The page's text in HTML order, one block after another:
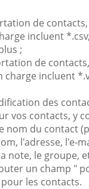
de
incluent
;
de
charge incluent
des
vos contacts, y
nom du contact
l'adresse, l'e-
note, le groupe,
un champ "
les contacts.